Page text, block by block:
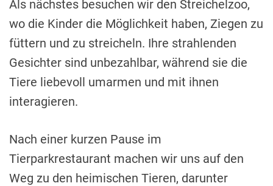
Als nächstes besuchen wir den Streichelzoo,
wo die Kinder die Möglichkeit haben, Ziegen zu
füttern und zu streicheln. Ihre strahlenden
Gesichter sind unbezahlbar, während sie die
Tiere liebevoll umarmen und mit ihnen
interagieren.
Nach einer kurzen Pause im
Tierparkrestaurant machen wir uns auf den
Weg zu den heimischen Tieren, darunter